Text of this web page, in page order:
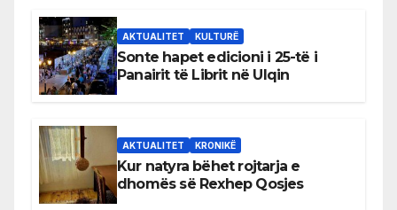
AKTUALITET KULTURË
Sonte hapet edicioni i 25-të i
Panairit të Librit në Ulqin
AKTUALITET KRONIKË
Kur natyra bëhet rojtarja e
dhomës së Rexhep Qosjes